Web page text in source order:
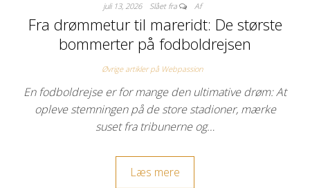
juli 13, 2026 Slået fra Af
Fra drømmetur til mareridt: De største
bommerter på fodboldrejsen
Øvrige artikler på Webpassion
En fodboldrejse er for mange den ultimative drøm: At
opleve stemningen på de store stadioner, mærke
suset fra tribunerne og…
Læs mere